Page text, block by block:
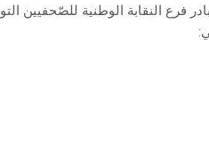
على إثر انعقاد مجلس إدارة الإذاعة التونسية صبيحة اليوم الأربعاء 28 أفريل 2021